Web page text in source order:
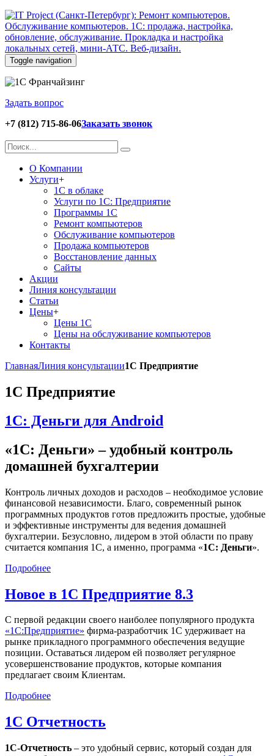
Toggle navigation
Задать вопрос
+7 (812) 715-86-06Заказать звонок
О Компании
Услуги+
1С в облаке
Услуги по 1С: Предприятие
Программы 1С
Ремонт компьютеров
Обслуживание компьютеров
Продажа компьютеров
Восстановление данных
Сайты
Акции
Линия консультации
Статьи
Цены+
Цены 1С
Цены на обслуживание компьютеров
Контакты
ГлавнаяЛиния консультации1С Предприятие
1С Предприятие
1C: Деньги для Android
«1C: Деньги» – удобный контроль
домашней бухгалтерии
Контроль личных доходов и расходов – необходимое условие
финансовой независимости. Благо, современный рынок
программных продуктов готов предложить простые, удобные
и эффективные инструменты для ведения домашней
бухгалтерии. Безусловно, лидером в этой области по праву
считается компания 1С, а именно, программа «1С: Деньги».
Подробнее
Новое в 1С Предприятие 8.3
С первой редакции своего наиболее популярного продукта
«1С:Предприятие» фирма-разработчик 1С удерживает на
рынке прикладного программного обеспечения ведущие
позиции. Оставаться лидером ей позволяет регулярное
усовершенствование продуктов, которые компания
предлагает своим Клиентам.
Подробнее
1С Отчетность
1С-Отчетность – это удобный сервис, который создан для